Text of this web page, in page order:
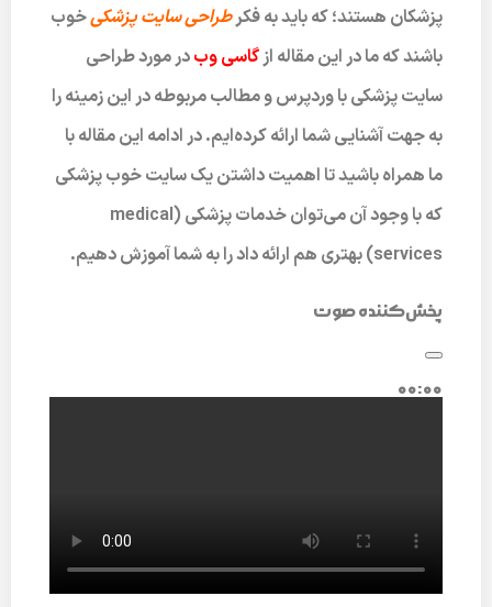
پزشکان هستند؛ که باید به فکرطراحی سایت پزشکیخوب
باشند که ما در این مقاله ازگاسی وبدر مورد طراحی
سایت پزشکی با وردپرس و مطالب مربوطه در این زمینه را
به جهت آشنایی شما ارائه کرده‌ایم. در ادامه این مقاله با
ما همراه باشید تا اهمیت داشتن یک سایت خوب پزشکی
که با وجود آن می‌توان خدمات پزشکی (medical
services) بهتری هم ارائه داد را به شما آموزش دهیم.
پخش‌کننده صوت
00:00